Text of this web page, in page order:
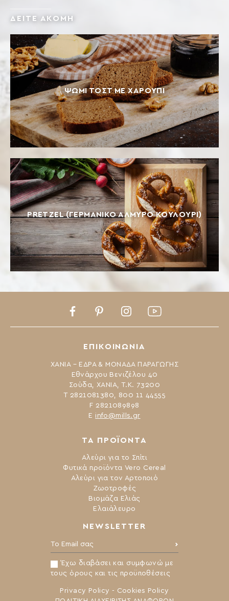
ΔΕΙΤΕ ΑΚΟΜΗ
ΨΩΜΊ ΤΟΣΤ ΜΕ ΧΑΡΟΎΠΙ
PRETZEL (ΓΕΡΜΑΝΙΚΌ ΑΛΜΥΡΌ ΚΟΥΛΟΎΡΙ)
NEWSLETTER
Το Email σας:
Έχω διαβάσει και συμφωνώ με
τους όρους και τις προϋποθέσεις
Privacy Policy - Cookies Policy
ΤΑ ΠΡΟΪΟΝΤΑ
Αλεύρι για το Σπίτι
Φυτικά προϊόντα Vero Cereal
Αλεύρι για τον Αρτοποιό
Ζωοτροφές
Βιομάζα Ελιάς
Ελαιάλευρο
ΕΠΙΚΟΙΝΩΝΙΑ
ΧΑΝΙΑ – ΕΔΡΑ & ΜΟΝΑΔΑ ΠΑΡΑΓΩΓΗΣ
Εθνάρχου Βενιζέλου 40
Σούδα, ΧΑΝΙΑ, Τ.Κ. 73200
Τ 2821081380, 800 11 44555
F 2821089898
Ε info@mills.gr
FacebookPinterestInstagramYoutube